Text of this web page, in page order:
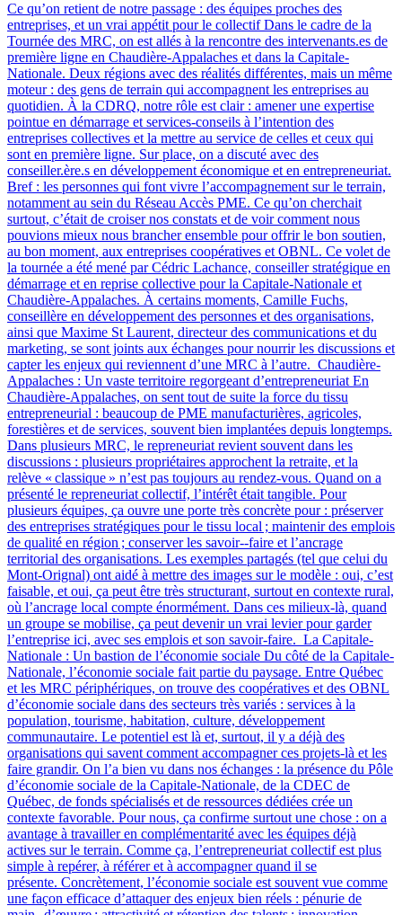
Ce qu’on retient de notre passage : des équipes proches des
entreprises, et un vrai appétit pour le collectif Dans le cadre de la
Tournée des MRC, on est allés à la rencontre des intervenants.es de
première ligne en Chaudière-Appalaches et dans la Capitale-
Nationale. Deux régions avec des réalités différentes, mais un même
moteur : des gens de terrain qui accompagnent les entreprises au
quotidien. À la CDRQ, notre rôle est clair : amener une expertise
pointue en démarrage et services-conseils à l’intention des
entreprises collectives et la mettre au service de celles et ceux qui
sont en première ligne. Sur place, on a discuté avec des
conseiller.ère.s en développement économique et en entrepreneuriat.
Bref : les personnes qui font vivre l’accompagnement sur le terrain,
notamment au sein du Réseau Accès PME. Ce qu’on cherchait
surtout, c’était de croiser nos constats et de voir comment nous
pouvions mieux nous brancher ensemble pour offrir le bon soutien,
au bon moment, aux entreprises coopératives et OBNL. Ce volet de
la tournée a été mené par Cédric Lachance, conseiller stratégique en
démarrage et en reprise collective pour la Capitale-Nationale et
Chaudière-Appalaches. À certains moments, Camille Fuchs,
conseillère en développement des personnes et des organisations,
ainsi que Maxime St Laurent, directeur des communications et du
marketing, se sont joints aux échanges pour nourrir les discussions et
capter les enjeux qui reviennent d’une MRC à l’autre. Chaudière-
Appalaches : Un vaste territoire regorgeant d’entrepreneuriat En
Chaudière-Appalaches, on sent tout de suite la force du tissu
entrepreneurial : beaucoup de PME manufacturières, agricoles,
forestières et de services, souvent bien implantées depuis longtemps.
Dans plusieurs MRC, le repreneuriat revient souvent dans les
discussions : plusieurs propriétaires approchent la retraite, et la
relève « classique » n’est pas toujours au rendez-vous. Quand on a
présenté le repreneuriat collectif, l’intérêt était tangible. Pour
plusieurs équipes, ça ouvre une porte très concrète pour : préserver
des entreprises stratégiques pour le tissu local ; maintenir des emplois
de qualité en région ; conserver les savoir‑-faire et l’ancrage
territorial des organisations. Les exemples partagés (tel que celui du
Mont-Orignal) ont aidé à mettre des images sur le modèle : oui, c’est
faisable, et oui, ça peut être très structurant, surtout en contexte rural,
où l’ancrage local compte énormément. Dans ces milieux-là, quand
un groupe se mobilise, ça peut devenir un vrai levier pour garder
l’entreprise ici, avec ses emplois et son savoir-faire. La Capitale-
Nationale : Un bastion de l’économie sociale Du côté de la Capitale-
Nationale, l’économie sociale fait partie du paysage. Entre Québec
et les MRC périphériques, on trouve des coopératives et des OBNL
d’économie sociale dans des secteurs très variés : services à la
population, tourisme, habitation, culture, développement
communautaire. Le potentiel est là et, surtout, il y a déjà des
organisations qui savent comment accompagner ces projets-là et les
faire grandir. On l’a bien vu dans nos échanges : la présence du Pôle
d’économie sociale de la Capitale-Nationale, de la CDEC de
Québec, de fonds spécialisés et de ressources dédiées crée un
contexte favorable. Pour nous, ça confirme surtout une chose : on a
avantage à travailler en complémentarité avec les équipes déjà
actives sur le terrain. Comme ça, l’entrepreneuriat collectif est plus
simple à repérer, à référer et à accompagner quand il se
présente. Concrètement, l’économie sociale est souvent vue comme
une façon efficace d’attaquer des enjeux bien réels : pénurie de